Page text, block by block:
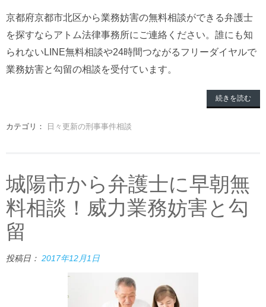
京都府京都市北区から業務妨害の無料相談ができる弁護士
を探すならアトム法律事務所にご連絡ください。誰にも知
られないLINE無料相談や24時間つながるフリーダイヤルで
業務妨害と勾留の相談を受付ています。
続きを読む
カテゴリ： 日々更新の刑事事件相談
城陽市から弁護士に早朝無
料相談！威力業務妨害と勾
留
投稿日： 2017年12月1日